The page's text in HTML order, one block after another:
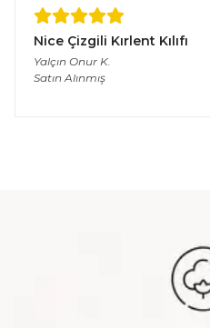
Nice Çizgili Kırlent Kılıfı
Yalçın Onur K.
Satın Alınmış